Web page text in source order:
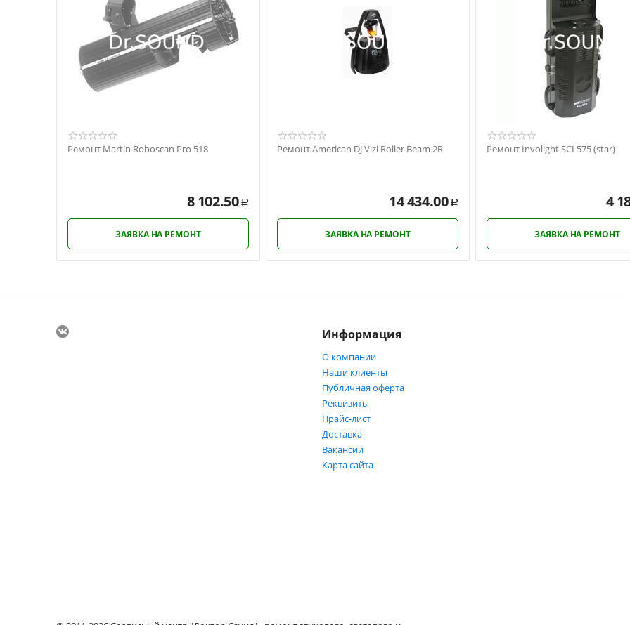
Ремонт Martin Roboscan Pro 518
8 102.50 Р
ЗАЯВКА НА РЕМОНТ
Ремонт American DJ Vizi Roller Beam 2R
14 434.00 Р
ЗАЯВКА НА РЕМОНТ
Ремонт Involight SCL575 (star)
4
ЗАЯВКА НА РЕМОНТ
Информация
О компании
Наши клиенты
Публичная оферта
Реквизиты
Прайс-лист
Доставка
Вакансии
Карта сайта